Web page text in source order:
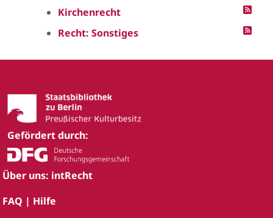
Kirchenrecht
Recht: Sonstiges
Gefördert durch:
Über uns: intRecht
FAQ | Hilfe